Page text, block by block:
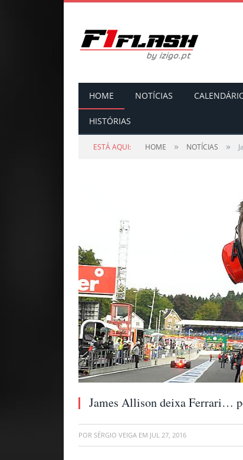
HOME NOTÍCIAS
HISTÓRIAS
ESTÁ AQUI: HOME » NOTÍCIAS »
James Allison deixa Ferrari…
POR SÉRGIO VEIGA EM JUL 27, 2016